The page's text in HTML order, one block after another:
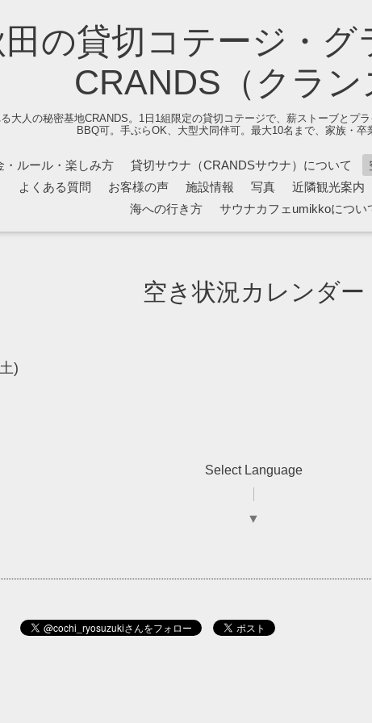
の貸切コテージ・グ
CRANDS（クラン
大人の秘密基地CRANDS。1日1組限定の貸切コテージで、薪ストーブとプ
BBQ可。手ぶらOK、大型犬同伴可。最大10名まで、家族・卒
・ルール・楽しみ方 貸切サウナ（CRANDSサウナ）について
よくある質問 お客様の声 施設情報 写真 近隣観光案内
海への行き方
サウナカフェumikkoについ
空き状況カレンダー
)
Select Language
▼